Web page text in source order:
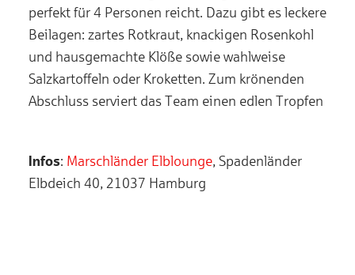
perfekt für 4 Personen reicht. Dazu gibt es leckere
Beilagen: zartes Rotkraut, knackigen Rosenkohl
und hausgemachte Klöße sowie wahlweise
Salzkartoffeln oder Kroketten. Zum krönenden
Abschluss serviert das Team einen edlen Tropfen
Infos: Marschländer Elblounge, Spadenländer
Elbdeich 40, 21037 Hamburg